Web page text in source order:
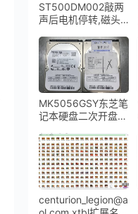
ST500DM002敲两
声后电机停转,磁头
功
MK5056GSY东芝笔
记本硬盘二次开盘数
centurion_legion@a